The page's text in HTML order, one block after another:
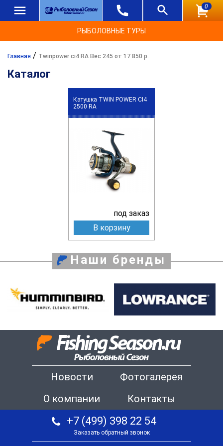
0
РЫБОЛОВНЫЕ ТУРЫ
Главная / Twinpower ci4 RA Вес 245 от 17 850 р.
Каталог
Катушка TWIN POWER CI4
2500 RA
под заказ
В корзину
Наши бренды
Новости
Фотогалерея
О компании
Контакты
+7 (499) 398 22 54
Заказать обратный звонок